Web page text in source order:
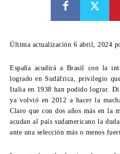
Última actualización 6 abril, 2024
España acudirá a Brasil con la
logrado en Sudáfrica, privilegio
Italia en 1938 han podido lograr.
ya volvió en 2012 a hacer la
Claro que con dos años más en la
acudan al país sudamericano la
ante una selección más o menos